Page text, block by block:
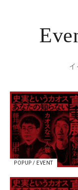
POPUP / EVENT